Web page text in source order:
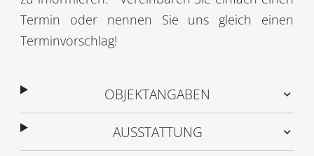
Termin oder nennen Sie uns gleich einen
Terminvorschlag!
OBJEKTANGABEN
AUSSTATTUNG